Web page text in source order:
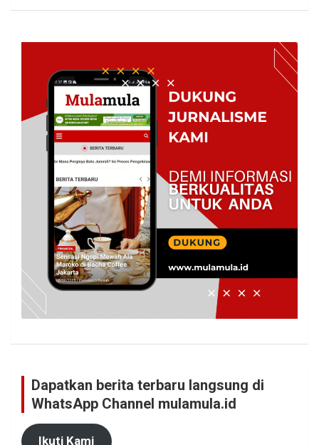
Dapatkan berita terbaru langsung di
WhatsApp Channel mulamula.id
Ikuti Kami